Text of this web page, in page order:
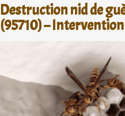
Destruction nid de
(95710) – Intervention